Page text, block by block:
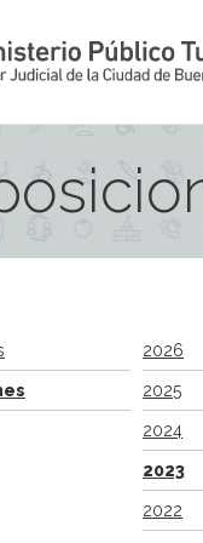
2026
2025
2024
2023
2022